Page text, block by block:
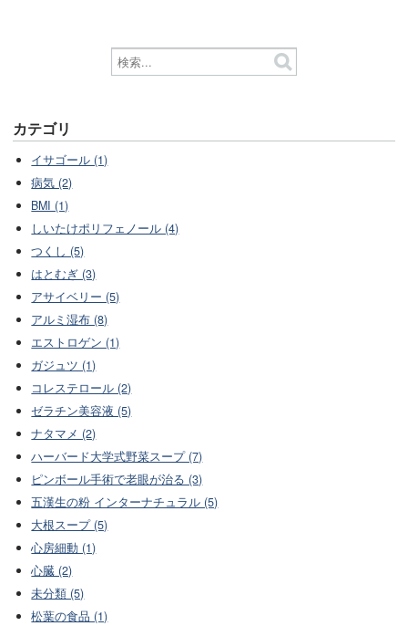
カテゴリ
イサゴール (1)
病気 (2)
BMI (1)
しいたけポリフェノール (4)
つくし (5)
はとむぎ (3)
アサイベリー (5)
アルミ湿布 (8)
エストロゲン (1)
ガジュツ (1)
コレステロール (2)
ゼラチン美容液 (5)
ナタマメ (2)
ハーバード大学式野菜スープ (7)
ピンボール手術で老眼が治る (3)
五漢生の粉 インターナチュラル (5)
大根スープ (5)
心房細動 (1)
心臓 (2)
未分類 (5)
松葉の食品 (1)